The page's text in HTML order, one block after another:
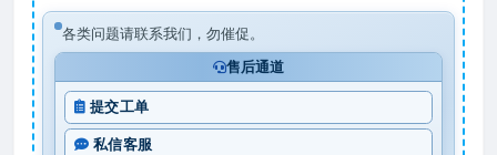
各类问题请联系我们，勿催促。
售后通道
提交工单
私信客服